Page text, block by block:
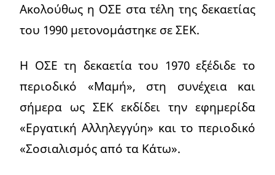
Ακολούθως η ΟΣΕ στα τέλη της δεκαετίας
του 1990 μετονομάστηκε σε ΣΕΚ.
Η ΟΣΕ τη δεκαετία του 1970 εξέδιδε το
περιοδικό «Μαμή», στη συνέχεια και
σήμερα ως ΣΕΚ εκδίδει την εφημερίδα
«Εργατική Αλληλεγγύη» και το περιοδικό
«Σοσιαλισμός από τα Κάτω».